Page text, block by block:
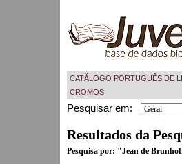
CATÁLOGO PORTUGUÊS DE
CROMOS
Pesquisar em:
Resultados da
Pesquisa por: "Jean de